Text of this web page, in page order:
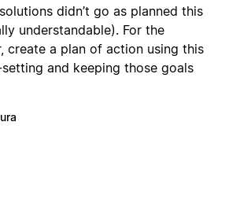
didn’t go as planned this
understandable). For the
create a plan of action using this
and keeping those goals